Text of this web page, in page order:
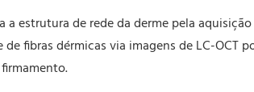
a estrutura de rede da derme pela
fibras dérmicas via imagens de LC-OCT